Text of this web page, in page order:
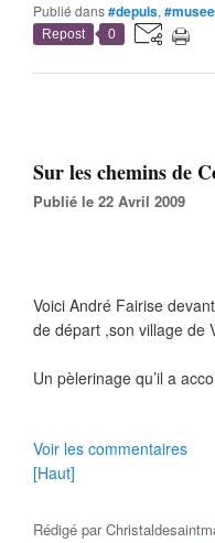
Publié dans#depuis, #musee
Repost 0
Sur les chemins de
Publié le 22 Avril 2009
Voici André Fairise
de départ ,son village de
Un pèlerinage qu’il a
Voir les commentaires
[Haut]
Rédigé par